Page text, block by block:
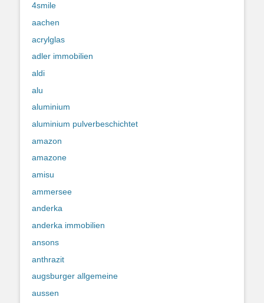
4smile
aachen
acrylglas
adler immobilien
aldi
alu
aluminium
aluminium pulverbeschichtet
amazon
amazone
amisu
ammersee
anderka
anderka immobilien
ansons
anthrazit
augsburger allgemeine
aussen